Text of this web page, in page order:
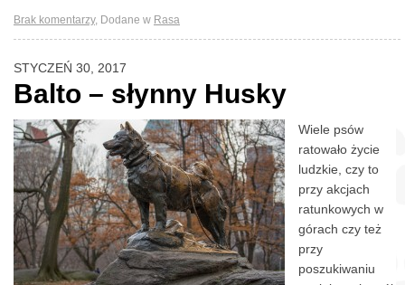
Brak komentarzy, Dodane w Rasa
STYCZEŃ 30, 2017
Balto – słynny Husky
Wiele psów
ratowało życie
ludzkie, czy to
przy akcjach
ratunkowych w
górach czy też
przy
poszukiwaniu